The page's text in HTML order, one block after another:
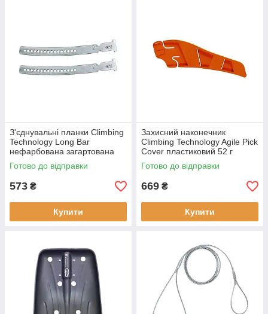
З'єднувальні планки Climbing
Technology Long Bar
нефарбована загартована
сталь для кішок до EU 50
(103328ALP) нові сірі
регулюван
Готово до відправки
573 ₴
Купити
Захисний наконечник
Climbing Technology Agile Pick
Cover пластиковий 52 г
(103329ALP) для альпінізму
яскравий колір
Готово до відправки
669 ₴
Купити